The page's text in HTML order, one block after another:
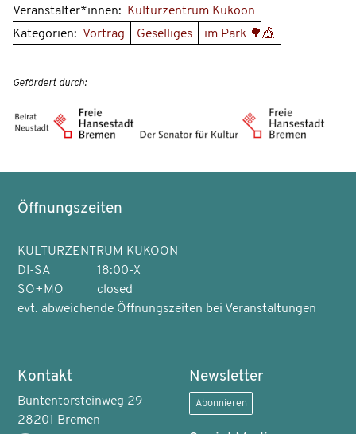
Veranstalter*innen: Kulturzentrum Kukoon
Kategorien: Vortrag Geselliges im Park 🌳🎪
Gefördert durch:
Öffnungszeiten
KULTURZENTRUM KUKOON
DI-SA
18:00-X
SO+MO
closed
evt. abweichende Öffnungszeiten bei Veranstaltungen
Kontakt
Buntentorsteinweg 29
28201 Bremen
Newsletter
Abonnieren